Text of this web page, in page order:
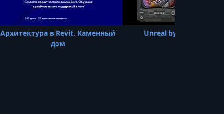
Б.3 Урок 1 Часть 1
УРОК 23. 00:00:00
Б.3 Урок 1 Часть 2
Архитектура в Revit. Каменный
дом
Unreal by Brickspacer